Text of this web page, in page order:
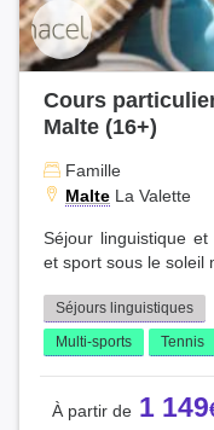
Cours
Malte (16+)
Famille
Malte La Valette
Séjour linguistique
et sport sous le soleil
Séjours linguistiques
Multi-sports
Tennis
1 149